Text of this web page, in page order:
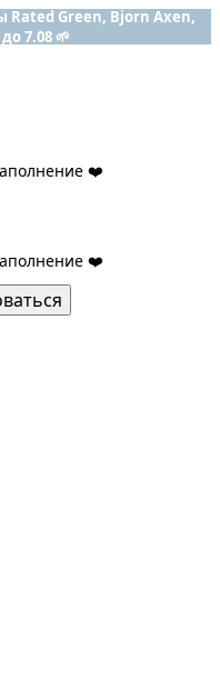
Rated Green, Bjorn Axen,
7.08 🌱
❤️
❤️